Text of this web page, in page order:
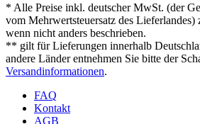
* Alle Preise inkl. deutscher MwSt. (der
vom Mehrwertsteuersatz des Lieferlandes)
wenn nicht anders beschrieben.
** gilt für Lieferungen innerhalb
andere Länder entnehmen Sie bitte der
Versandinformationen.
FAQ
Kontakt
AGB